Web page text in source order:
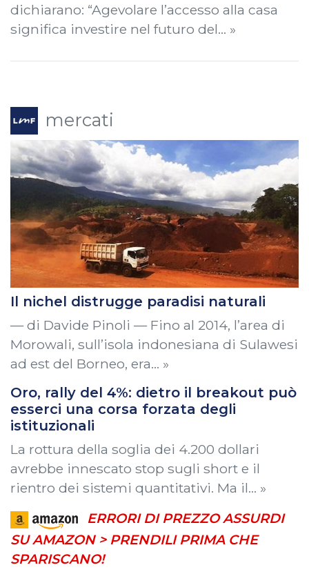
dichiarano: “Agevolare l’accesso alla casa
significa investire nel futuro del… »
mercati
Il nichel distrugge paradisi naturali
— di Davide Pinoli — Fino al 2014, l’area di
Morowali, sull’isola indonesiana di Sulawesi
ad est del Borneo, era… »
Oro, rally del 4%: dietro il breakout può
esserci una corsa forzata degli
istituzionali
La rottura della soglia dei 4.200 dollari
avrebbe innescato stop sugli short e il
rientro dei sistemi quantitativi. Ma il… »
ERRORI DI PREZZO ASSURDI
SU AMAZON > PRENDILI PRIMA CHE
SPARISCANO!